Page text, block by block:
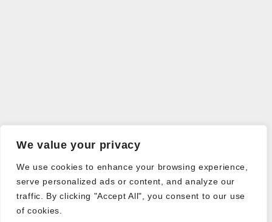
We value your privacy
We use cookies to enhance your browsing experience,
serve personalized ads or content, and analyze our
traffic. By clicking "Accept All", you consent to our use
of cookies.